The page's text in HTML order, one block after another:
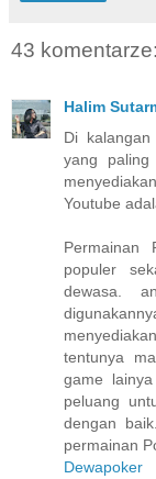
43 komentarze:
Halim
Di
yang paling
Youtube
populer
dewasa.
tentunya
game
peluang
dengan
permainan
Dewapoker